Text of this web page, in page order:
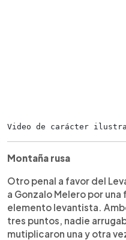
Video de carácter
Montaña rusa
Otro penal a favor del
a Gonzalo Melero por
elemento levantista.
tres puntos, nadie
mutiplicaron una y otra